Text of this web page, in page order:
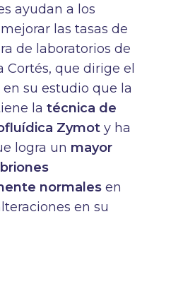
ayudan a los
las tasas de
de laboratorios de
Cortés, que dirige el
su estudio que la
la técnica de
Zymot y ha
logra un mayor
normales en
en su